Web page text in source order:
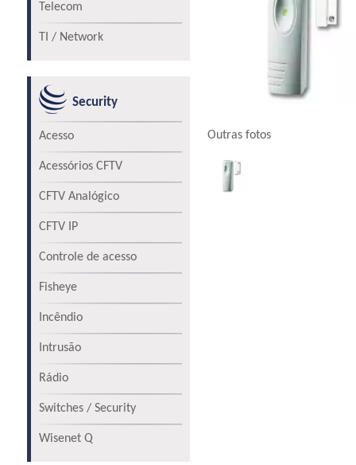
Telecom
TI / Network
Security
Acesso
Acessórios CFTV
CFTV Analógico
CFTV IP
Controle de acesso
Fisheye
Incêndio
Intrusão
Rádio
Switches / Security
Wisenet Q
Outras fotos